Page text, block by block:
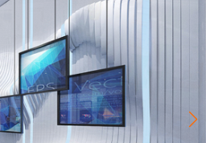
检、高低温模拟、接口兼容性检
、电压波动、电磁干扰等恶劣工
接口拓展、外壳开孔、系统预装等
、机床配套、电力控制柜等专属